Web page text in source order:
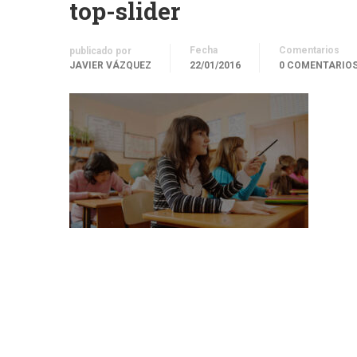
top-slider
publicado por
JAVIER VÁZQUEZ
Fecha
22/01/2016
Comentarios
0